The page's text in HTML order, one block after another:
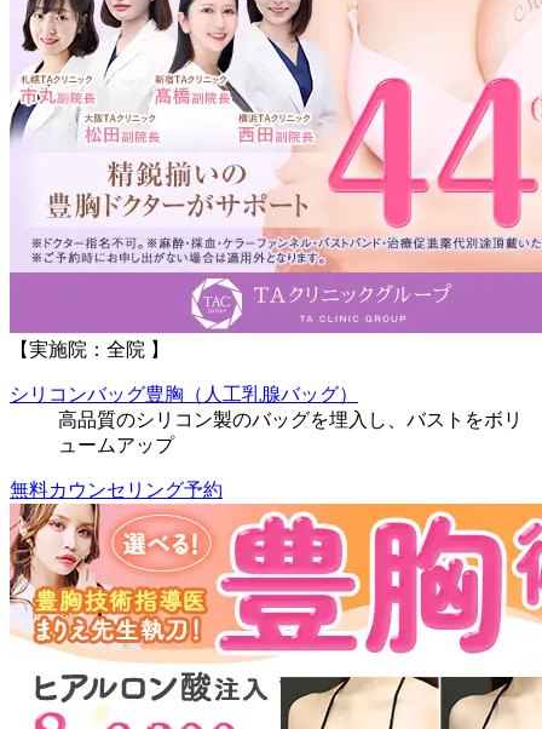
【実施院：全院 】
シリコンバッグ豊胸（人工乳腺バッグ）
高品質のシリコン製のバッグを埋入し、バストをボリ
ュームアップ
無料カウンセリング予約